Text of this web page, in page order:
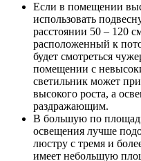
Если в помещении
использовать
расстоянии 50 – 120
расположенный к
будет смотреться
помещении с
светильник может
высокого роста, а
раздражающим.
В большую по
освещения лучше
люстру с тремя и
имеет небольшую